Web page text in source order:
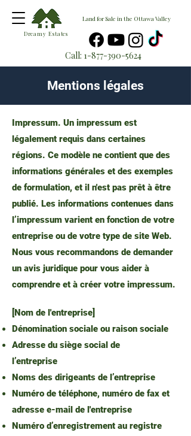
Land for Sale in the Ottawa Valley
Dreamy Estates
Call: 1-877-390-5624
Mentions légales
Impressum. Un impressum est
légalement requis dans certaines
régions. Ce modèle ne contient que des
informations générales et des exemples
de formulation, et il n'est pas prêt à être
publié. Les informations contenues dans
l’impressum varient en fonction de votre
entreprise ou de votre type de site Web.
Nous vous recommandons de demander
un avis juridique pour vous aider à
comprendre et à créer votre impressum.
[Nom de l'entreprise]
Dénomination sociale ou raison sociale
Adresse du siège social de
l’entreprise
Noms des dirigeants de l’entreprise
Numéro de téléphone, numéro de fax et
adresse e-mail de l'entreprise
Numéro d’enregistrement au registre